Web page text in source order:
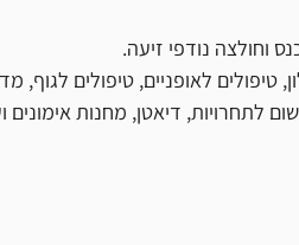
טיפולים לאופניים, טיפולים לגוף,
לתחרויות, דיאטן, מחנות אימונים